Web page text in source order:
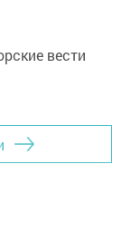
вести